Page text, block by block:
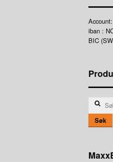
iban :
BIC
Søk
Søk